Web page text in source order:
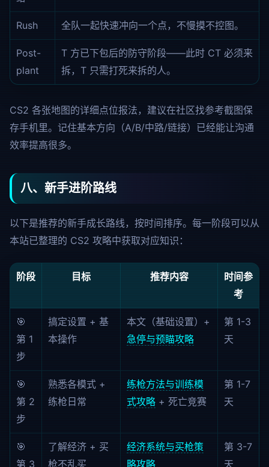
Rush 全队一起快速冲向一个点，不慢摸不控图。
Post-
plant
T 方已下包后的防守阶段——此时 CT 必须来
拆，T 只需打死来拆的人。
CS2 各张地图的详细点位报法，建议在社区找参考截图保
存手机里。记住基本方向（A/B/中路/链接）已经能让沟通
效率提高很多。
八、新手进阶路线
以下是推荐的新手成长路线，按时间排序。每一阶段可以从
本站已整理的 CS2 攻略中获取对应知识：
阶段 目标 推荐内容
时间参
考
🎯
第 1
步
搞定设置 + 基
本操作
本文（基础设置）+
急停与预瞄攻略
第 1-3
天
🎯
第 2
步
熟悉各模式 +
练枪日常
练枪方法与训练模
式攻略 + 死亡竞赛
第 1-7
天
🎯
第 3
了解经济 + 买
枪不乱买
经济系统与买枪策
略攻略
第 3-7
天